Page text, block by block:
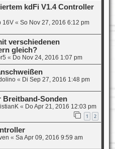
kdFi V1.4 Controller
16V« So Nov 27, 2016 6:12 pm
verschiedenen
gleich?
« Do Nov 24, 2016 1:07 pm
« Di Sep 27, 2016 1:48 pm
Breitband-Sonden
« Do Apr 21, 2016 12:03 pm
1 2
« Sa Apr 09, 2016 9:59 am